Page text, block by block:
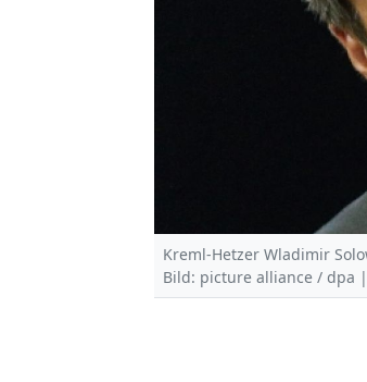
Kreml-Hetzer Wladimir
Bild: picture alliance / dpa